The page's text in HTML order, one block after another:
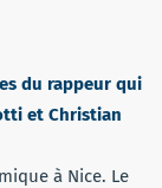
du rappeur qui
et Christian
à Nice. Le